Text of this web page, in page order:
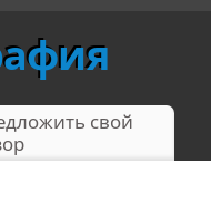
свой